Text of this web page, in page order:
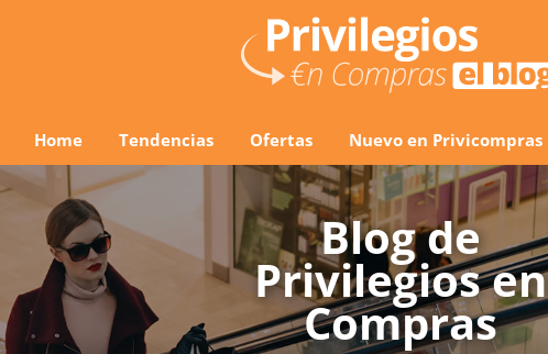
Home Tendencias Ofertas Nuevo en Privicompras
Blog de
Privilegios en
Compras